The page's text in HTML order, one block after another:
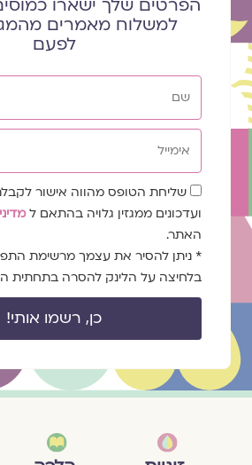
הפרטים שלך ישארו
למשלוח מאמרים
לפעם
שדה
הסכמה
שליחת הטופס מהווה אישור לקבלת
ועדכונים ממגזין גלויה בהתאם ל
האתר.
* ניתן להסיר את עצמך מרשימת
בלחיצה על הלינק להסרה בתחתית
כן, רשמו אותי!